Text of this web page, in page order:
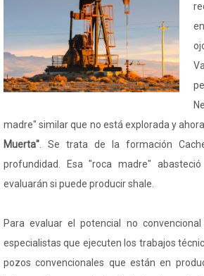
madre" similar que no está explorada y
Muerta" . Se trata de la formación
profundidad. Esa "roca madre"
evaluarán si puede producir shale.
Para evaluar el potencial no
especialistas que ejecuten los trabajos
pozos convencionales que están en